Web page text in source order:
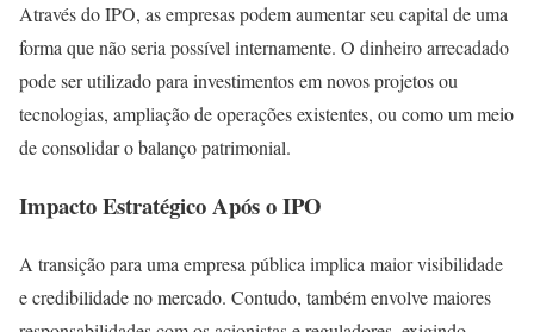
Através do IPO, as empresas podem aumentar seu capital de uma
forma que não seria possível internamente. O dinheiro arrecadado
pode ser utilizado para investimentos em novos projetos ou
tecnologias, ampliação de operações existentes, ou como um meio
de consolidar o balanço patrimonial.
Impacto Estratégico Após o IPO
A transição para uma empresa pública implica maior visibilidade
e credibilidade no mercado. Contudo, também envolve maiores